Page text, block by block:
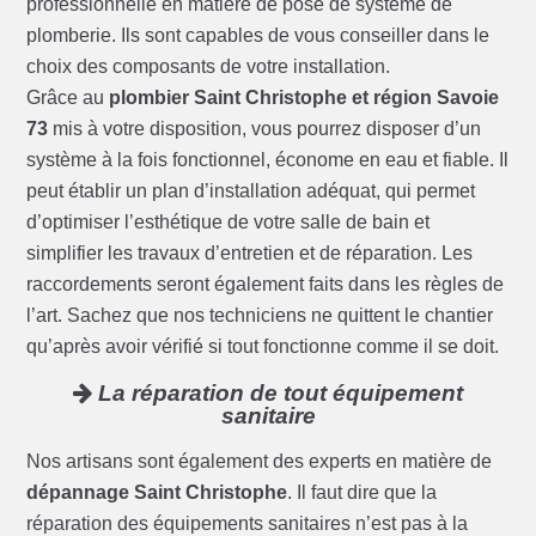
professionnelle en matière de pose de système de
plomberie. Ils sont capables de vous conseiller dans le
choix des composants de votre installation.
Grâce au plombier Saint Christophe et région Savoie
73 mis à votre disposition, vous pourrez disposer d’un
système à la fois fonctionnel, économe en eau et fiable. Il
peut établir un plan d’installation adéquat, qui permet
d’optimiser l’esthétique de votre salle de bain et
simplifier les travaux d’entretien et de réparation. Les
raccordements seront également faits dans les règles de
l’art. Sachez que nos techniciens ne quittent le chantier
qu’après avoir vérifié si tout fonctionne comme il se doit.
La réparation de tout équipement
sanitaire
Nos artisans sont également des experts en matière de
dépannage Saint Christophe. Il faut dire que la
réparation des équipements sanitaires n’est pas à la